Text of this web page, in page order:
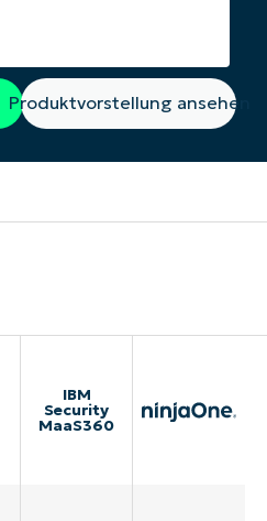
Produktvorstellung ansehen
IBM
Security
MaaS360